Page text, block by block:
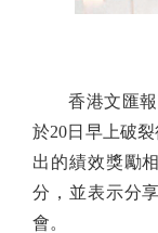
香港文匯報
於20日早上破
出的績效獎勵
分，並表示分
會。